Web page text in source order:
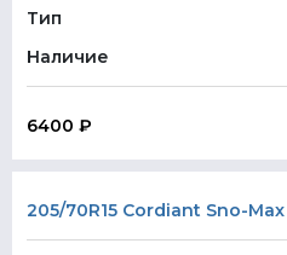
Тип
Наличие
6400 ₽
205/70R15 Cordiant Sno-